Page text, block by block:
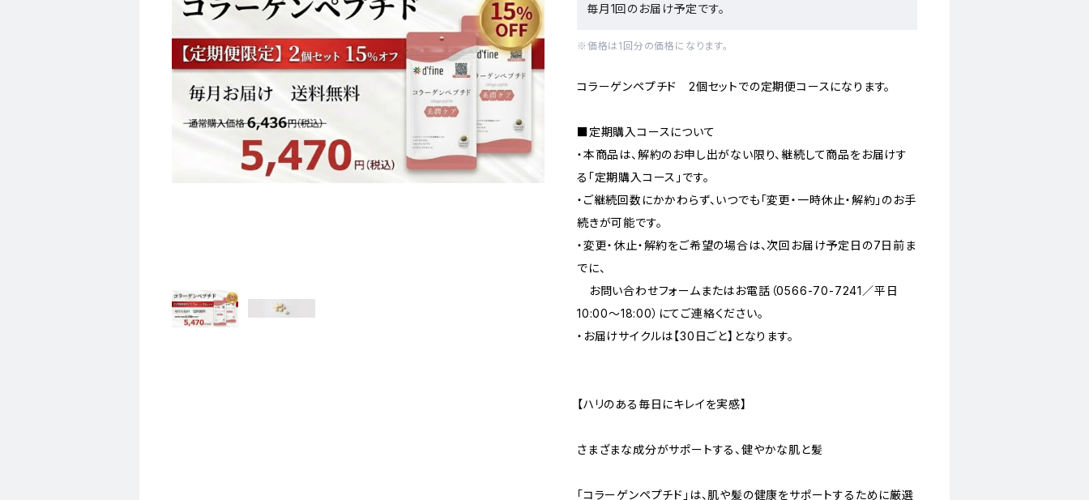
毎月1回のお届け予定です。
※価格は1回分の価格になります。
コラーゲンペプチド 2個セットでの定期便コースになります。
■定期購入コースについて
・本商品は、解約のお申し出がない限り、継続して商品をお届けす
る「定期購入コース」です。
・ご継続回数にかかわらず、いつでも「変更・一時休止・解約」のお手
続きが可能です。
・変更・休止・解約をご希望の場合は、次回お届け予定日の7日前ま
でに、
お問い合わせフォームまたはお電話（0566-70-7241／平日
10:00～18:00）にてご連絡ください。
・お届けサイクルは【30日ごと】となります。
【ハリのある毎日にキレイを実感】
さまざまな成分がサポートする、健やかな肌と髪
「コラーゲンペプチド」は、肌や髪の健康をサポートするために厳選